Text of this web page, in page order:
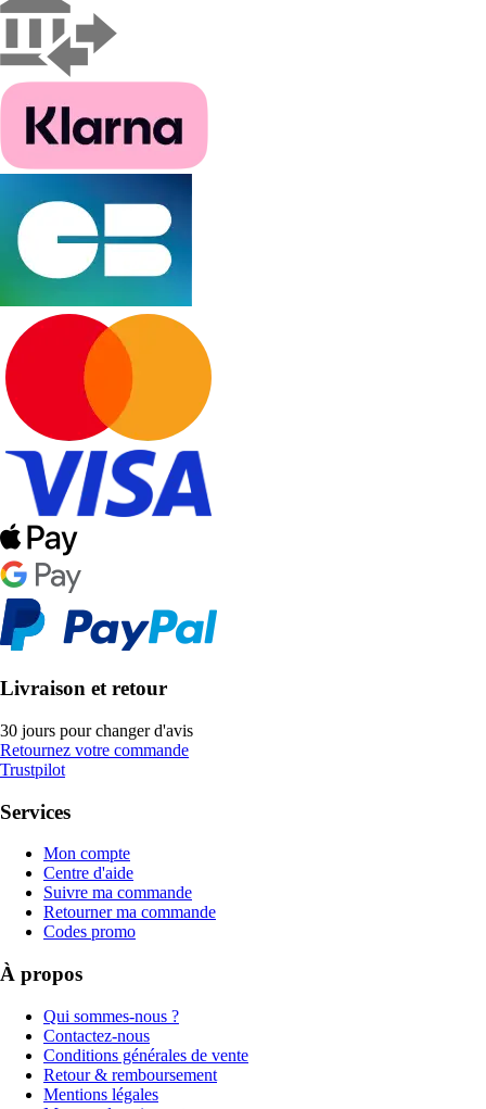
Livraison et retour
30 jours pour changer d'avis
Retournez votre commande
Trustpilot
Services
Mon compte
Centre d'aide
Suivre ma commande
Retourner ma commande
Codes promo
À propos
Qui sommes-nous ?
Contactez-nous
Conditions générales de vente
Retour & remboursement
Mentions légales